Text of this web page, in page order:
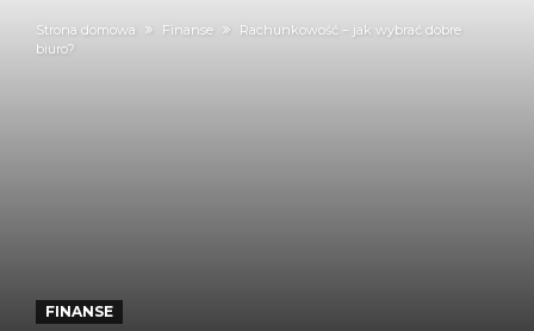
Strona domowa Finanse
Rachunkowość – jak wybrać dobre
biuro?
FINANSE